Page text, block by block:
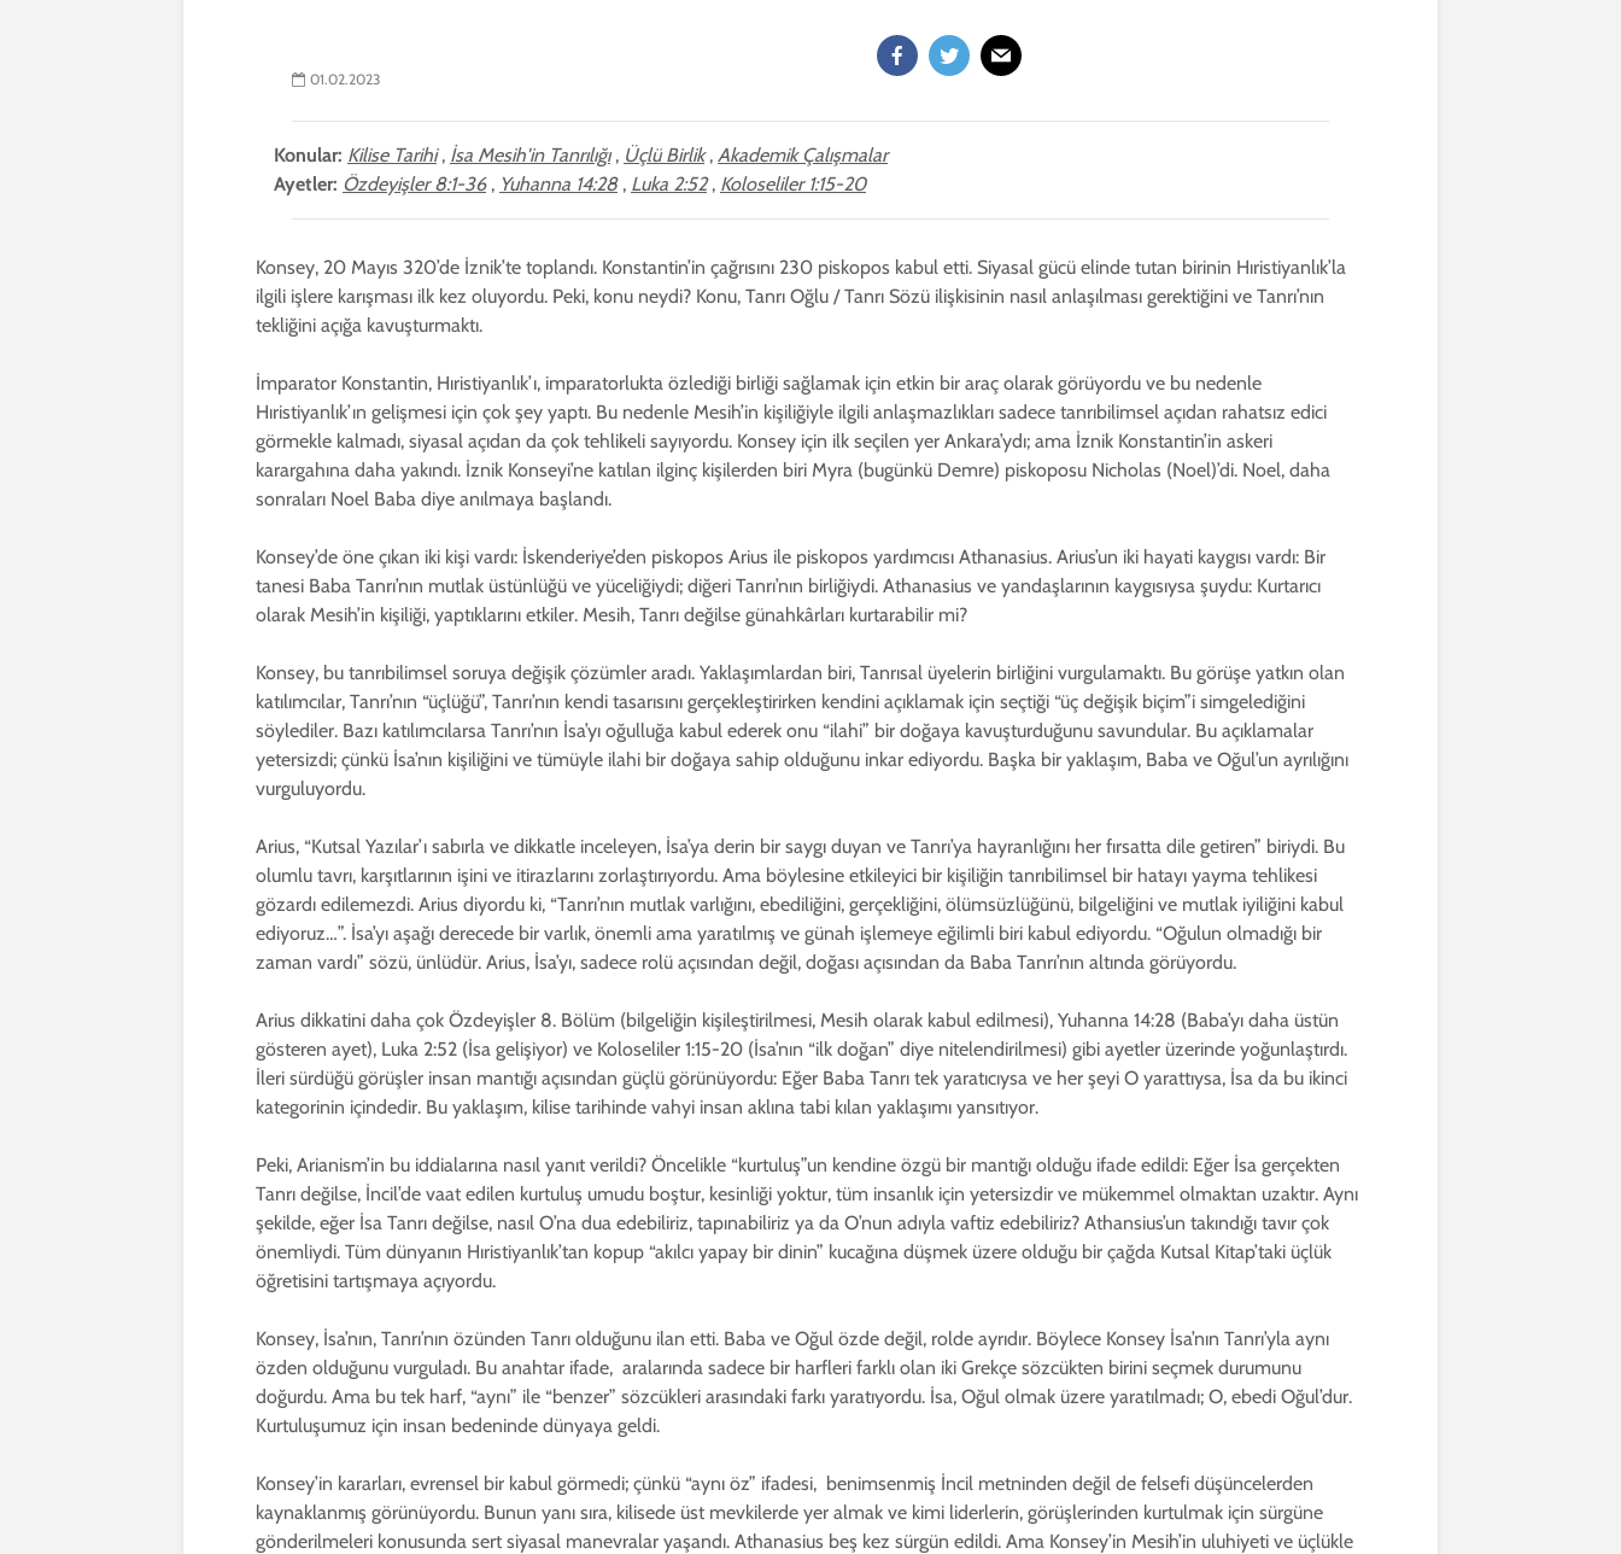
01.02.2023
Konular: Kilise Tarihi, İsa Mesih'in Tanrılığı, Üçlü Birlik, Akademik Çalışmalar
Ayetler: Özdeyişler 8:1-36, Yuhanna 14:28, Luka 2:52, Koloseliler 1:15-20
Konsey, 20 Mayıs 320’de İznik’te toplandı. Konstantin’in çağrısını 230 piskopos kabul etti. Siyasal gücü elinde tutan birinin Hıristiyanlık’la
ilgili işlere karışması ilk kez oluyordu. Peki, konu neydi? Konu, Tanrı Oğlu / Tanrı Sözü ilişkisinin nasıl anlaşılması gerektiğini ve Tanrı’nın
tekliğini açığa kavuşturmaktı.
İmparator Konstantin, Hıristiyanlık’ı, imparatorlukta özlediği birliği sağlamak için etkin bir araç olarak görüyordu ve bu nedenle
Hıristiyanlık’ın gelişmesi için çok şey yaptı. Bu nedenle Mesih’in kişiliğiyle ilgili anlaşmazlıkları sadece tanrıbilimsel açıdan rahatsız edici
görmekle kalmadı, siyasal açıdan da çok tehlikeli sayıyordu. Konsey için ilk seçilen yer Ankara’ydı; ama İznik Konstantin’in askeri
karargahına daha yakındı. İznik Konseyi’ne katılan ilginç kişilerden biri Myra (bugünkü Demre) piskoposu Nicholas (Noel)’di. Noel, daha
sonraları Noel Baba diye anılmaya başlandı.
Konsey’de öne çıkan iki kişi vardı: İskenderiye’den piskopos Arius ile piskopos yardımcısı Athanasius. Arius’un iki hayati kaygısı vardı: Bir
tanesi Baba Tanrı’nın mutlak üstünlüğü ve yüceliğiydi; diğeri Tanrı’nın birliğiydi. Athanasius ve yandaşlarının kaygısıysa şuydu: Kurtarıcı
olarak Mesih’in kişiliği, yaptıklarını etkiler. Mesih, Tanrı değilse günahkârları kurtarabilir mi?
Konsey, bu tanrıbilimsel soruya değişik çözümler aradı. Yaklaşımlardan biri, Tanrısal üyelerin birliğini vurgulamaktı. Bu görüşe yatkın olan
katılımcılar, Tanrı’nın “üçlüğü”, Tanrı’nın kendi tasarısını gerçekleştirirken kendini açıklamak için seçtiği “üç değişik biçim”i simgelediğini
söylediler. Bazı katılımcılarsa Tanrı’nın İsa’yı oğulluğa kabul ederek onu “ilahi” bir doğaya kavuşturduğunu savundular. Bu açıklamalar
yetersizdi; çünkü İsa’nın kişiliğini ve tümüyle ilahi bir doğaya sahip olduğunu inkar ediyordu. Başka bir yaklaşım, Baba ve Oğul’un ayrılığını
vurguluyordu.
Arius, “Kutsal Yazılar’ı sabırla ve dikkatle inceleyen, İsa’ya derin bir saygı duyan ve Tanrı’ya hayranlığını her fırsatta dile getiren” biriydi. Bu
olumlu tavrı, karşıtlarının işini ve itirazlarını zorlaştırıyordu. Ama böylesine etkileyici bir kişiliğin tanrıbilimsel bir hatayı yayma tehlikesi
gözardı edilemezdi. Arius diyordu ki, “Tanrı’nın mutlak varlığını, ebediliğini, gerçekliğini, ölümsüzlüğünü, bilgeliğini ve mutlak iyiliğini kabul
ediyoruz…”. İsa’yı aşağı derecede bir varlık, önemli ama yaratılmış ve günah işlemeye eğilimli biri kabul ediyordu. “Oğulun olmadığı bir
zaman vardı” sözü, ünlüdür. Arius, İsa’yı, sadece rolü açısından değil, doğası açısından da Baba Tanrı’nın altında görüyordu.
Arius dikkatini daha çok Özdeyişler 8. Bölüm (bilgeliğin kişileştirilmesi, Mesih olarak kabul edilmesi), Yuhanna 14:28 (Baba’yı daha üstün
gösteren ayet), Luka 2:52 (İsa gelişiyor) ve Koloseliler 1:15-20 (İsa’nın “ilk doğan” diye nitelendirilmesi) gibi ayetler üzerinde yoğunlaştırdı.
İleri sürdüğü görüşler insan mantığı açısından güçlü görünüyordu: Eğer Baba Tanrı tek yaratıcıysa ve her şeyi O yarattıysa, İsa da bu ikinci
kategorinin içindedir. Bu yaklaşım, kilise tarihinde vahyi insan aklına tabi kılan yaklaşımı yansıtıyor.
Peki, Arianism’in bu iddialarına nasıl yanıt verildi? Öncelikle “kurtuluş”un kendine özgü bir mantığı olduğu ifade edildi: Eğer İsa gerçekten
Tanrı değilse, İncil’de vaat edilen kurtuluş umudu boştur, kesinliği yoktur, tüm insanlık için yetersizdir ve mükemmel olmaktan uzaktır. Aynı
şekilde, eğer İsa Tanrı değilse, nasıl O’na dua edebiliriz, tapınabiliriz ya da O’nun adıyla vaftiz edebiliriz? Athansius’un takındığı tavır çok
önemliydi. Tüm dünyanın Hıristiyanlık’tan kopup “akılcı yapay bir dinin” kucağına düşmek üzere olduğu bir çağda Kutsal Kitap’taki üçlük
öğretisini tartışmaya açıyordu.
Konsey, İsa’nın, Tanrı’nın özünden Tanrı olduğunu ilan etti. Baba ve Oğul özde değil, rolde ayrıdır. Böylece Konsey İsa’nın Tanrı’yla aynı
özden olduğunu vurguladı. Bu anahtar ifade, aralarında sadece bir harfleri farklı olan iki Grekçe sözcükten birini seçmek durumunu
doğurdu. Ama bu tek harf, “aynı” ile “benzer” sözcükleri arasındaki farkı yaratıyordu. İsa, Oğul olmak üzere yaratılmadı; O, ebedi Oğul’dur.
Kurtuluşumuz için insan bedeninde dünyaya geldi.
Konsey’in kararları, evrensel bir kabul görmedi; çünkü “aynı öz” ifadesi, benimsenmiş İncil metninden değil de felsefi düşüncelerden
kaynaklanmış görünüyordu. Bunun yanı sıra, kilisede üst mevkilerde yer almak ve kimi liderlerin, görüşlerinden kurtulmak için sürgüne
gönderilmeleri konusunda sert siyasal manevralar yaşandı. Athanasius beş kez sürgün edildi. Ama Konsey’in Mesih’in uluhiyeti ve üçlükle